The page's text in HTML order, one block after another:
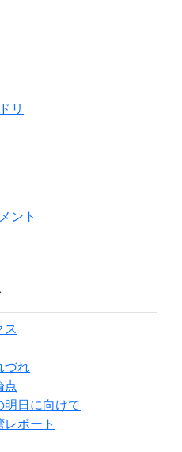
リ
ント
ス
づれ
点
日に向けて
ポート